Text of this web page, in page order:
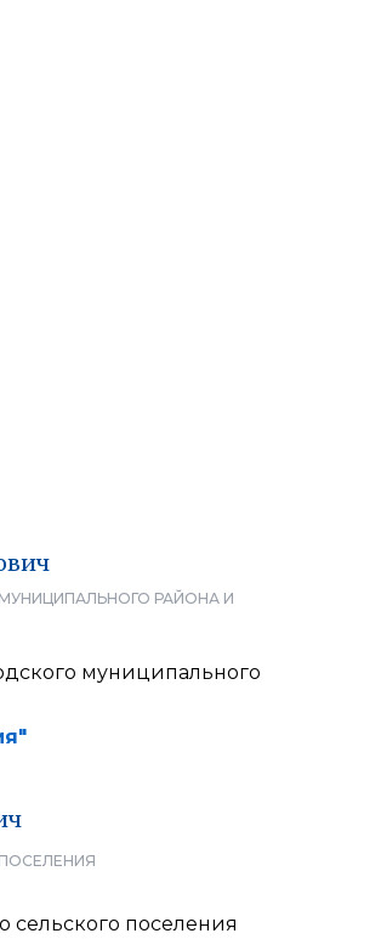
РАЙОНА И
муниципального
сельского поселения